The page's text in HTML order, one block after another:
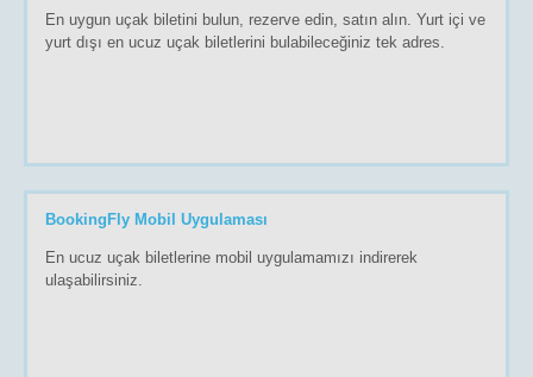
En uygun uçak biletini bulun, rezerve edin, satın alın. Yurt içi ve
yurt dışı en ucuz uçak biletlerini bulabileceğiniz tek adres.
BookingFly Mobil Uygulaması
En ucuz uçak biletlerine mobil uygulamamızı indirerek
ulaşabilirsiniz.